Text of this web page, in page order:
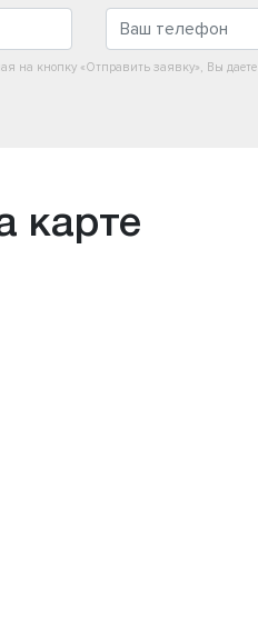
на кнопку «Отправить заявку», Вы даете
карте